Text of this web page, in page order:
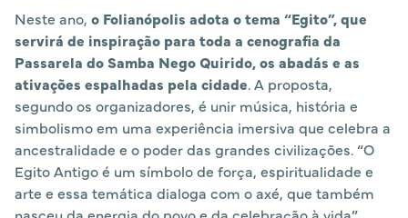
Neste ano, o Folianópolis adota o tema “Egito”, que
servirá de inspiração para toda a cenografia da
Passarela do Samba Nego Quirido, os abadás e as
ativações espalhadas pela cidade. A proposta,
segundo os organizadores, é unir música, história e
simbolismo em uma experiência imersiva que celebra a
ancestralidade e o poder das grandes civilizações. “O
Egito Antigo é um símbolo de força, espiritualidade e
arte e essa temática dialoga com o axé, que também